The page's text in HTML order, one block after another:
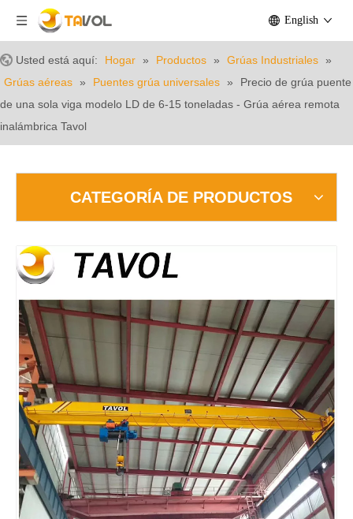
English
Usted está aquí: Hogar » Productos » Grúas Industriales »
Grúas aéreas » Puentes grúa universales »
Precio de grúa puente
de una sola viga modelo LD de 6-15 toneladas - Grúa aérea remota
inalámbrica Tavol
CATEGORÍA DE PRODUCTOS